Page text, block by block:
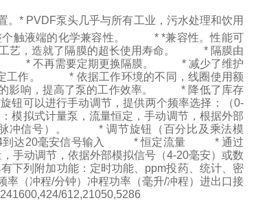
* PVDF泵头几乎与所有工业，污水处理和饮用
个触液端的化学兼容性。 * *兼容性。性能可
艺，造就了隔膜的超长使用寿命。 * 隔膜由
* 不再需要定期更换隔膜。 * 减少了维护
定工作。 * 依据工作环境的不同，线圈使用额
影响，提高了泵的工作效率。 * 降低了库存
钮可以进行手动调节，提供两个频率选择：（0-
模拟式计量泵，流量恒定，手动调节，根据外部
脉冲信号）。 * 调节旋钮（百分比及乘法模
4到达20毫安信号输入 * 恒定流量 * 通过
手动调节，依据外部模拟信号（4-20毫安）或数
列附加功能：定时功能、ppm投药、统计、密
（冲程/分钟）冲程功率（毫升/冲程）进出口接
612,21050,5286